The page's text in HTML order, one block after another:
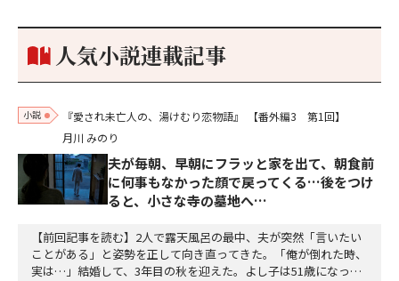
り。どうして勝てたのか、未だにわかりません。…
人気小説連載記事
小説 『愛され未亡人の、湯けむり恋物語』
【番外編3 第1回】
月川 みのり
夫が毎朝、早朝にフラッと家を出て、朝食前
に何事もなかった顔で戻ってくる…後をつけ
ると、小さな寺の墓地へ…
【前回記事を読む】2人で露天風呂の最中、夫が突然「言いたい
ことがある」と姿勢を正して向き直ってきた。「俺が倒れた時、
実は…」結婚して、3年目の秋を迎えた。よし子は51歳になっ